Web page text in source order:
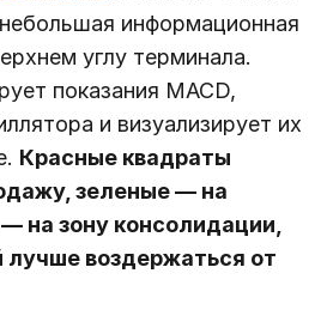
информационная
углу терминала.
показания MACD,
и визуализирует их
Красные квадраты
зеленые ― на
на зону консолидации,
лучше воздержаться от